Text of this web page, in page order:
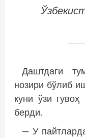
Даштдаги
нозири бўлиб
куни ўзи гувоҳ
берди.
— У